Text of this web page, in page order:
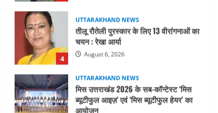
तीलू रौतेली पुरस्कार के लिए 13 वीरांगनाओं का
चयन : रेखा आर्या
August 6, 2026
5
मिस उत्तराखंड 2026 के सब-कॉन्टेस्ट ‘मिस
ब्यूटीफुल आइज़’ एवं ‘मिस ब्यूटीफुल हेयर’ का
आयोजन
August 5, 2026